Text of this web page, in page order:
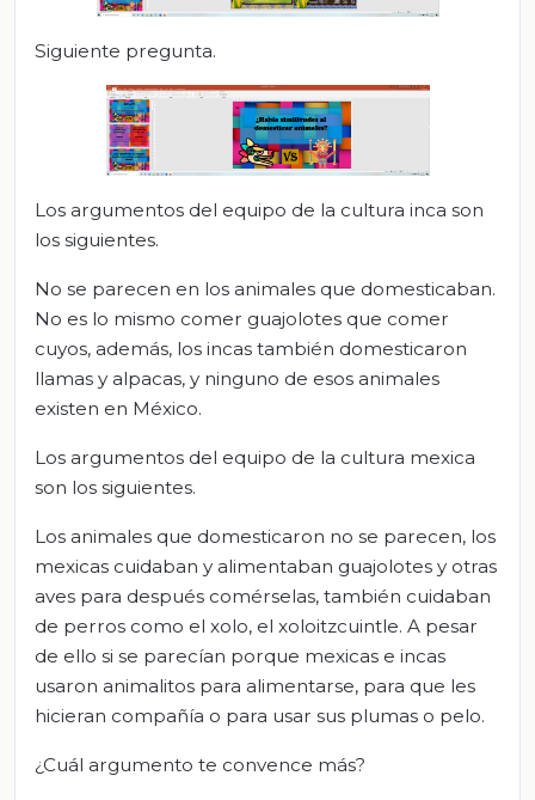
Siguiente pregunta.
Los argumentos del equipo de la cultura inca son
los siguientes.
No se parecen en los animales que domesticaban.
No es lo mismo comer guajolotes que comer
cuyos, además, los incas también domesticaron
llamas y alpacas, y ninguno de esos animales
existen en México.
Los argumentos del equipo de la cultura mexica
son los siguientes.
Los animales que domesticaron no se parecen, los
mexicas cuidaban y alimentaban guajolotes y otras
aves para después comérselas, también cuidaban
de perros como el xolo, el xoloitzcuintle. A pesar
de ello si se parecían porque mexicas e incas
usaron animalitos para alimentarse, para que les
hicieran compañía o para usar sus plumas o pelo.
¿Cuál argumento te convence más?